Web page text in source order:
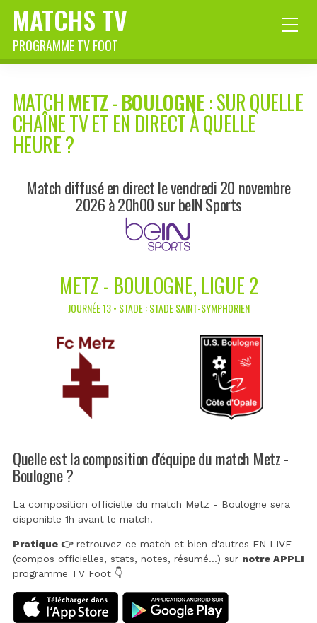
MATCHS TV
PROGRAMME TV FOOT
MATCH METZ-BOULOGNE: SUR QUELLE
CHAÎNE TV ET EN DIRECT À QUELLE
HEURE ?
Match diffusé en direct le vendredi 20 novembre
2026 à 20h00 sur beIN Sports
METZ - BOULOGNE, LIGUE 2
JOURNÉE 13 • STADE : STADE SAINT-SYMPHORIEN
Quelle est la composition d'équipe du match Metz -
Boulogne ?
La composition officielle du match Metz - Boulogne sera
disponible 1h avant le match.
Pratique 👉retrouvez ce match et bien d'autres EN LIVE
(compos officielles, stats, notes, résumé...) sur notre APPLI
programme TV Foot 👇